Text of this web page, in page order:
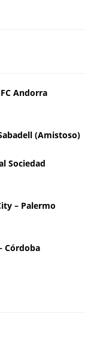
Andorra
(Amistoso)
Sociedad
– Palermo
Córdoba